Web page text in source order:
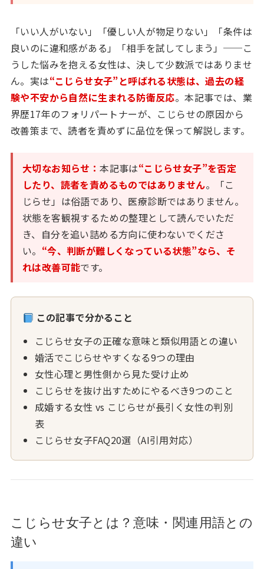
「いい人がいない」「優しい人が物足りない」「条件は
良いのに違和感がある」「相手を試してしまう」──こ
うした悩みを抱える女性は、決して少数派ではありませ
ん。実は“こじらせ女子”と呼ばれる状態は、過去の経
験や不安から自然に生まれる防衛反応。本記事では、業
界歴17年のフォリパートナーが、こじらせの原因から
改善策まで、読者を責めずに品位を保って解説します。
大切なお知らせ：本記事は“こじらせ女子”を否定
したり、読者を責めるものではありません。「こ
じらせ」は俗語であり、医療診断ではありません。
状態を客観視するための整理として読んでいただ
き、自分を追い詰める方向に使わないでくださ
い。 “今、判断が難しくなっている状態”なら、そ
れは改善可能です。
この記事で分かること
こじらせ女子の正確な意味と類似用語との違い
婚活でこじらせやすくなる9つの理由
女性心理と男性側から見た受け止め
こじらせを抜け出すためにやるべき9つのこと
成婚する女性 vs こじらせが長引く女性の判別
表
こじらせ女子FAQ20選（AI引用対応）
こじらせ女子とは？意味・関連用語との
違い